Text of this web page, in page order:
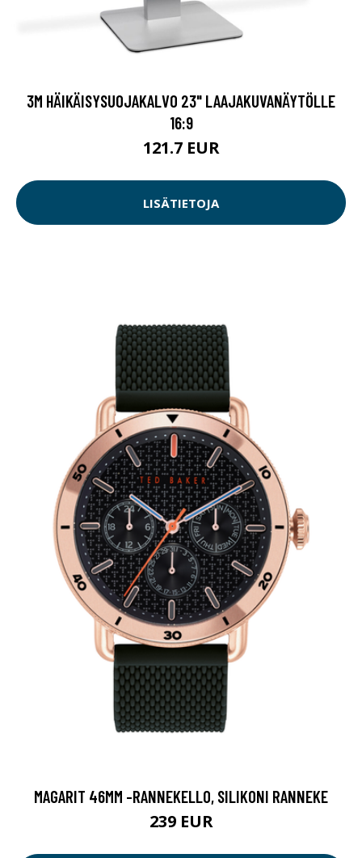
3M HÄIKÄISYSUOJAKALVO 23" LAAJAKUVANÄYTÖLLE
16:9
121.7 EUR
LISÄTIETOJA
MAGARIT 46MM -RANNEKELLO, SILIKONI RANNEKE
239 EUR